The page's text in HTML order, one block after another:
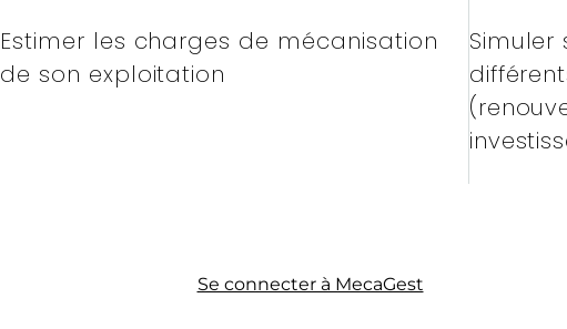
Estimer les charges de mécanisation
de son exploitation
Se connecter à MecaGest